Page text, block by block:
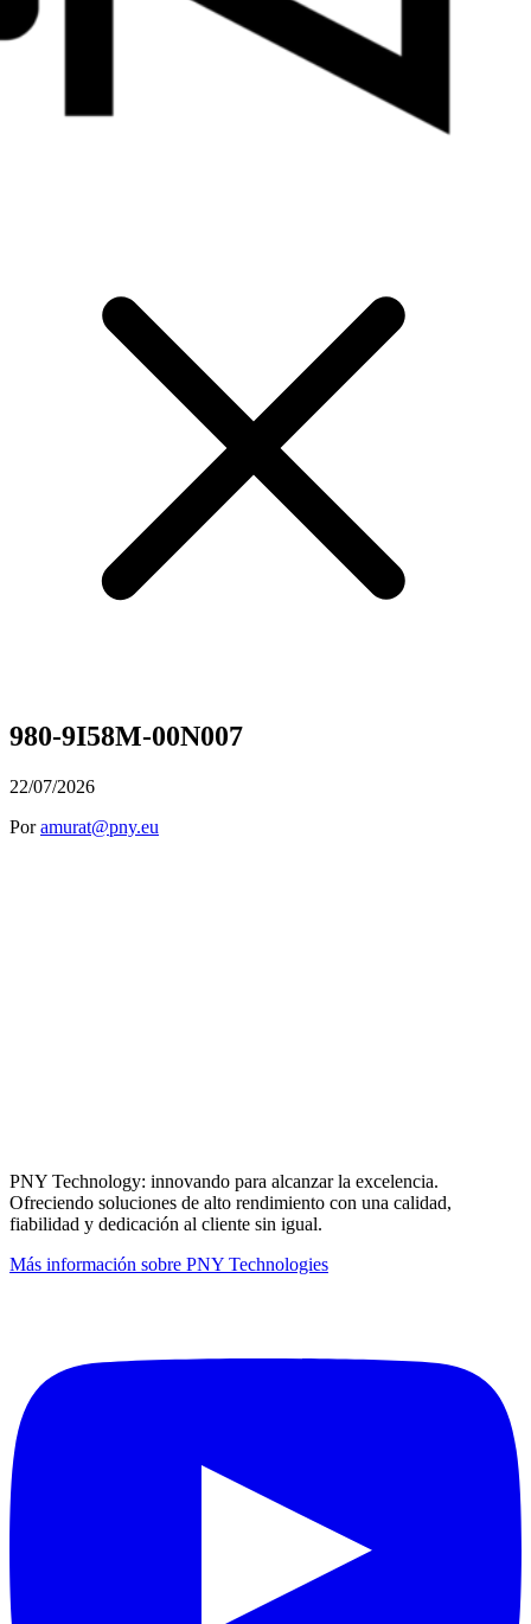
980-9I58M-00N007
22/07/2026
Por amurat@pny.eu
PNY Technology: innovando para alcanzar la excelencia.
Ofreciendo soluciones de alto rendimiento con una calidad,
fiabilidad y dedicación al cliente sin igual.
Más información sobre PNY Technologies